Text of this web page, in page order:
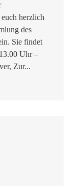
herzlich
des
Sie findet
Uhr –
Zur...